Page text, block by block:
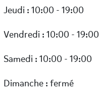
Jeudi : 10:00 - 19:00
Vendredi : 10:00 - 19:00
Samedi : 10:00 - 19:00
Dimanche : fermé